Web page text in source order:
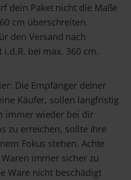
dein Paket nicht die Maße
cm überschreiten.
den Versand nach
bei max. 360 cm.
Die Empfänger deiner
Käufer, sollen langfristig
immer wieder bei dir
zu erreichen, sollte ihre
Fokus stehen. Achte
immer sicher zu
Ware nicht beschädigt